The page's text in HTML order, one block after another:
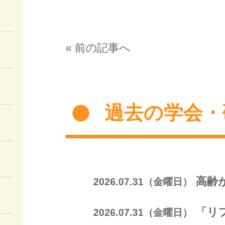
« 前の記事へ
過去の学会
2026.07.31（金曜日） 高齢
2026.07.31（金曜日） 「